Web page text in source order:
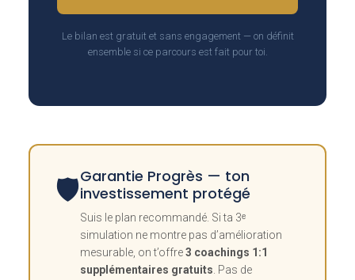
Le bilan est gratuit et sans engagement — on définit
ensemble si ce parcours est fait pour toi.
🛡️Garantie Progrès — ton
investissement protégé
Suis le plan recommandé. Si ta 3ᵉ
simulation ne montre pas d’amélioration
mesurable, on t’offre3 coachings 1:1
supplémentaires gratuits . Pas de